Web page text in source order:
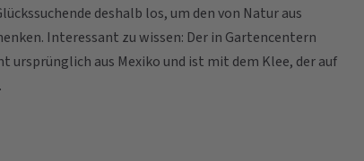
deshalb los, um den von Natur aus
Interessant zu wissen: Der in Gartencentern
aus Mexiko und ist mit dem Klee, der auf